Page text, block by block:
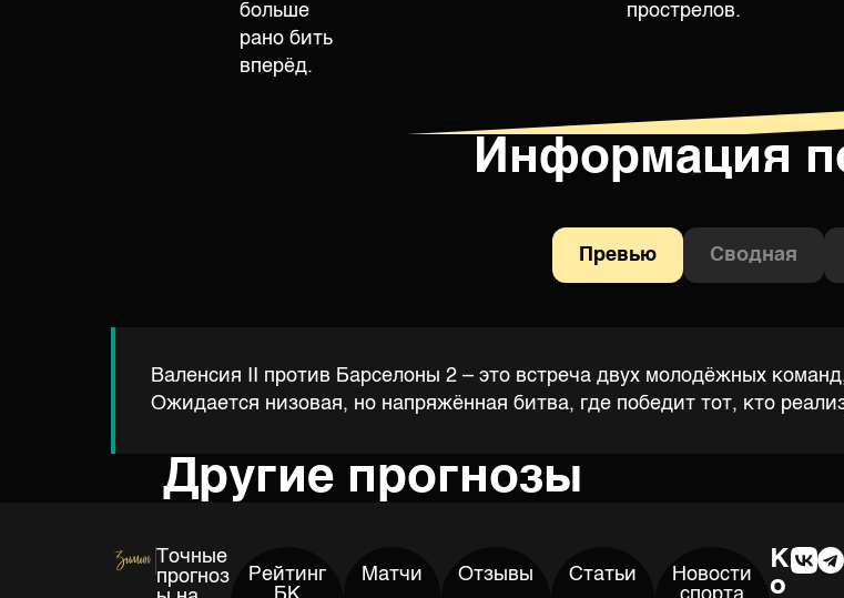
больше
рано бить
вперёд.
прострелов.
Информация
Превью Сводная
Валенсия II против Барселоны 2 – это встреча двух молодёжных
Ожидается низовая, но напряжённая битва, где победит тот, кто
Другие прогнозы
Точные
прогноз
Рейтинг
Матчи Отзывы Статьи
Новости
К
о